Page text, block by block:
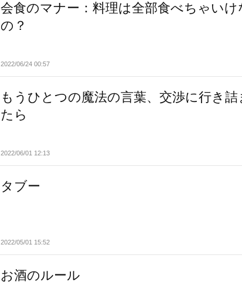
会食のマナー：料理は全部食べちゃいけ
の？
2022/06/24 00:57
もうひとつの魔法の言葉、交渉に行き詰
たら
2022/06/01 12:13
タブー
2022/05/01 15:52
お酒のルール